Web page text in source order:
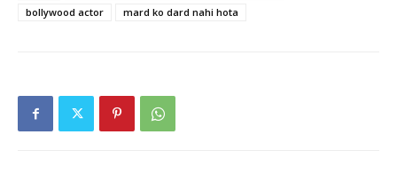
bollywood actor
mard ko dard nahi hota